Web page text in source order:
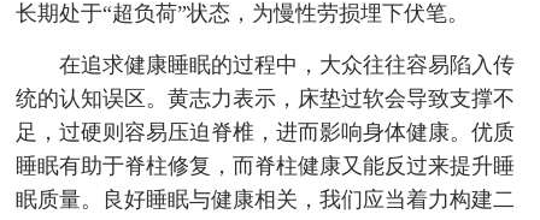
长期处于“超负荷”状态，为慢性劳损埋下伏笔。
在追求健康睡眠的过程中，大众往往容易陷入传
统的认知误区。黄志力表示，床垫过软会导致支撑不
足，过硬则容易压迫脊椎，进而影响身体健康。优质
睡眠有助于脊柱修复，而脊柱健康又能反过来提升睡
眠质量。良好睡眠与健康相关，我们应当着力构建二